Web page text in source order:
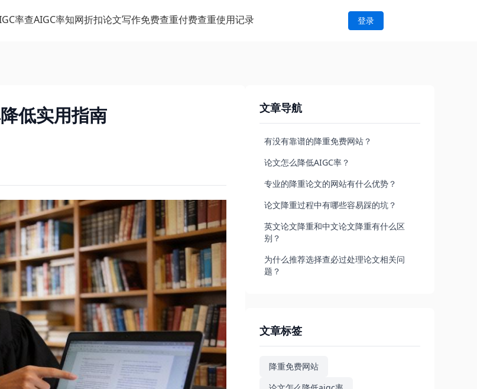
率查AIGC率知网折扣论文写作免费查重付费查重使用记录 登录
低实用指南 文章导航
有没有靠谱的降重免费网站？
论文怎么降低AIGC率？
专业的降重论文的网站有什么优势？
论文降重过程中有哪些容易踩的坑？
英文论文降重和中文论文降重有什么区
别？
为什么推荐选择查必过处理论文相关问
题？
文章标签
降重免费网站